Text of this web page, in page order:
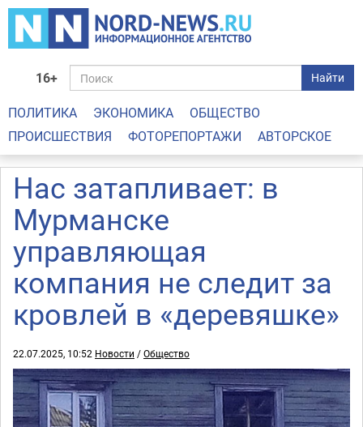
16+ Найти
ПОЛИТИКА ЭКОНОМИКА
ОБЩЕСТВО
ПРОИСШЕСТВИЯ
ФОТОРЕПОРТАЖИ АВТОРСКОЕ
Нас затапливает: в
Мурманске
управляющая
компания не следит за
кровлей в «деревяшке»
22.07.2025, 10:52 Новости /Общество